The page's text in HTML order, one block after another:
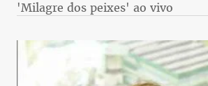
“Opa.. metrô no Barreiro? Truco!”
'Milagre dos peixes' ao vivo